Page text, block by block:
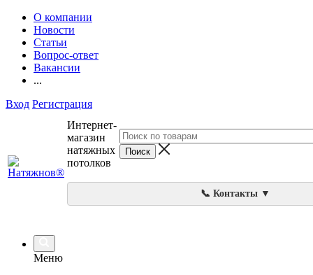
О компании
Новости
Статьи
Вопрос-ответ
Вакансии
...
Вход Регистрация
Интернет-
магазин
натяжных
потолков
📞 Контакты ▼
Меню